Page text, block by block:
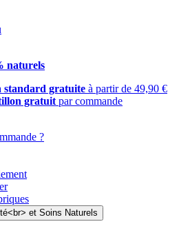
naturels
standard gratuite à partir de 49,90 €
gratuit par commande
?